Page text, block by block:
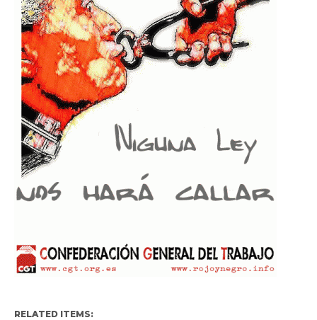
RELATED ITEMS: